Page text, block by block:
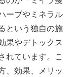
ーブやミネラル
という独自の施
果やデトックス
れています。こ
、効果、メリッ